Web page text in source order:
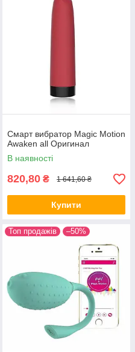
Смарт вибратор Magic Motion
Awaken all Оригинал
В наявності
820,80 ₴ 1 641,60 ₴
Купити
Топ продажів –50%